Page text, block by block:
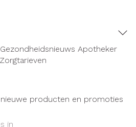
Gezondheidsnieuws Apotheker
Zorgtarieven
producten en promoties